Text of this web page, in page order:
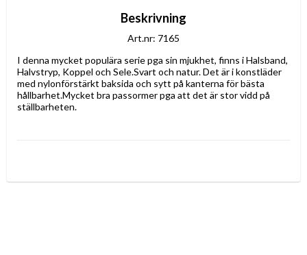
Beskrivning
Art.nr: 7165
I denna mycket populära serie pga sin mjukhet, finns i Halsband,
Halvstryp, Koppel och Sele.Svart och natur. Det är i konstläder
med nylonförstärkt baksida och sytt på kanterna för bästa
hållbarhet.Mycket bra passormer pga att det är stor vidd på
ställbarheten.